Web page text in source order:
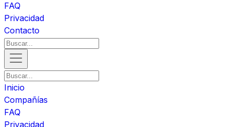
FAQ
Privacidad
Contacto
Inicio
Compañías
FAQ
Privacidad